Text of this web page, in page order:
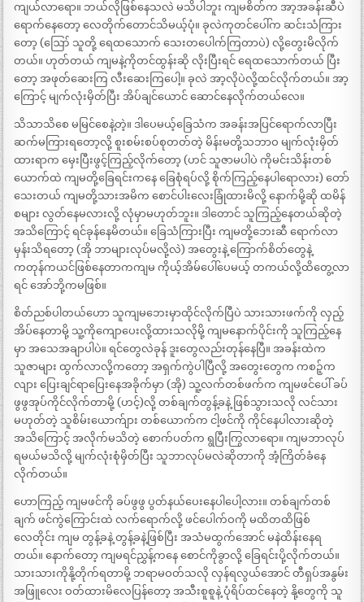
ကျယ်လာရော။ ဘယ်လိုဖြစ်နေသလဲ မသိပါဘူး ကျမစိတ်က အာ့အခန်းဆီပဲ
ရောက်နေတော့ လေတိုက်တောင်သိမယ့်ပုံ။ ခုလဲကုတင်ပေါ်က ဆင်းသံကြား
တော့ (ဪ သူတို့ ရေထသောက် သေးတပေါက်ကြတာပဲ) လို့တွေးမိလိုက်
တယ်။ ဟုတ်တယ် ကျမနဲ့ကိုတင်ထွန်းဆို လိုးပြီးရင် ရေထသောက်တယ် ပြီး
တော့ အဖုတ်ဆေးကြ လီးဆေးကြပေါ့။ ခုလဲ အာ့လိုပဲလို့ထင်လိုက်တယ်။ အာ့
ကြောင့် မျက်လုံးမှိတ်ပြီး အိပ်ချင်ယောင် ဆောင်နေလိုက်တယ်လေ။
သိသာသိစေ မမြင်စေနဲ့တဲ့။ ဒါပေမယ့်ခြေသံက အခန်းအပြင်ရောက်လာပြီး
ဆက်မကြားရတော့လို့ စူးစမ်းစပ်စုတတ်တဲ့ မိန်းမတို့သဘာဝ မျက်လုံးမှိတ်
ထားရာက မှေးပြီးဖွင့်ကြည့်လိုက်တော့ (ဟင် သူဇာမပါပဲ ကိုမင်းသိန်းတစ်
ယောက်ထဲ ကျမတို့ခြေရင်းကနေ ခြေစုံရပ်လို့ စိုက်ကြည့်နေပါရောလား) တော်
သေးတယ် ကျမတို့သားအမိက စောင်ပါးလေးခြုံထားမိလို့ နောက်မို့ဆို ထမိန်
စများ လွတ်နေမလားလို့ လုံမှာမဟုတ်ဘူး။ ဒါတောင် သူကြည့်နေတယ်ဆိုတဲ့
အသိကြောင့် ရင်ခုန်နေမိတယ်။ ခြေသံကြားပြီး ကျမတို့ဘေးဆီ ရောက်လာ
မှန်းသိရတော့ (အို ဘာများလုပ်မလို့လဲ) အတွေးနဲ့ ကြောက်စိတ်တွေနဲ့
ကတုန်ကယင်ဖြစ်နေတာကကျမ ကိုယ့်အိမ်ပေါ်ပေမယ့် တကယ်လို့ထိတွေ့လာ
ရင် အော်ဘို့ကမဖြစ်။
စိတ်ညစ်ပါတယ်ဟော သူကျမဘေးမှာထိုင်လိုက်ပြီပဲ သားသားဖက်ကို လှည့်
အိပ်နေတာမို့ သူ့ကိုကျောပေးလို့ထားသလိုမို့ ကျမနောက်ပိုင်းကို သူကြည့်နေ
မှာ အသေအချာပါပဲ။ ရင်တွေလဲခုန် ဒူးတွေလည်းတုန်နေပြီ။ အခန်းထဲက
သူဇာများ ထွက်လာလို့ကတော့ အရှက်ကွဲပါပြီလို့ အတွေးတွေက ကစဉ့်က
လျား ပြေးချင်ရာပြေးနေအခိုက်မှာ (အို) သူ့လက်တစ်ဖက်က ကျမဖင်ပေါ် ခပ်
ဖွဖွအုပ်ကိုင်လိုက်တာမို့ (ဟင့်)လို့ တစ်ချက်တွန့်ခနဲ့ ဖြစ်သွားသလို လင်သား
မဟုတ်တဲ့ သူစိမ်းယောက်ျား တစ်ယောက်က ငါ့ဖင်ကို ကိုင်နေပါလားဆိုတဲ့
အသိကြောင့် အလိုက်မသိတဲ့ စောက်ပတ်က ရွပြီးကြွလာရော။ ကျမဘာလုပ်
ရမယ်မသိလို့ မျက်လုံးစုံမှိတ်ပြီး သူဘာလုပ်မလဲဆိုတာကို အံ့ကြိတ်ခံနေ
လိုက်တယ်။
ဟောကြည့် ကျမဖင်ကို ခပ်ဖွဖွ ပွတ်နယ်ပေးနေပါပေါ့လား။ တစ်ချက်တစ်
ချက် ဖင်ကွဲကြောင်းထဲ လက်ရောက်လို့ ဖင်ပေါက်ဝကို မထိတထိဖြစ်
လေတိုင်း ကျမ တွန့်ခနဲ့ တွန့်ခနဲ့ဖြစ်ပြီး အသံမထွက်အောင် မနဲထိန်းနေရ
တယ်။ နောက်တော့ ကျမရင်ညွှန့်ကနေ စောင်ကိုခွာလို့ ခြေရင်းပို့လိုက်တယ်။
သားသားကိုနို့တိုက်ရတာမို့ ဘရာမဝတ်သလို လှန်ရလွယ်အောင် တီရှပ်အနွမ်း
အဖြူလေး ဝတ်ထားမိလေပြန်တော့ အသီးစူစူနဲ့ ပုံရိပ်ထင်နေတဲ့ နို့တွေကို သူ